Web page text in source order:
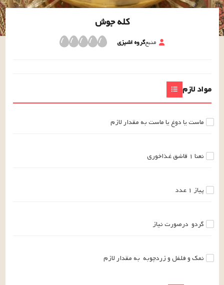
کله جوش
منبعگروه اشپزی
مواد لازم
ماستیا دوغ یا ماستبه مقدار لازم
نعنا ۱ قاشق غذاخوری
پیاز ۱ عدد
گردو درصورت نیاز
نمک و فلفل و زردچوبه به مقدار لازم